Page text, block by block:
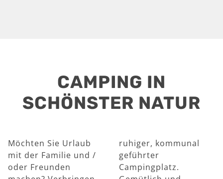
CAMPING IN
SCHÖNSTER NATUR
Möchten Sie Urlaub
mit der Familie und /
oder Freunden
ruhiger, kommunal
geführter
Campingplatz.